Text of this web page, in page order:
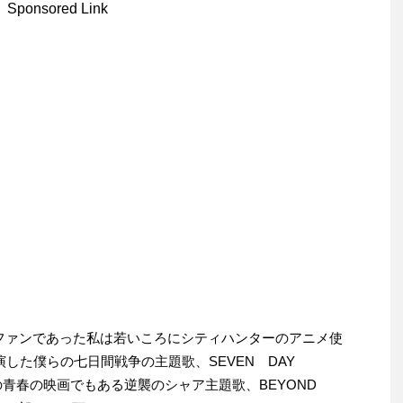
Sponsored Link
ンであった私は若いころにシティハンターのアニメ使
た僕らの七日間戦争の主題歌、SEVEN DAY
春の映画でもある逆襲のシャア主題歌、BEYOND